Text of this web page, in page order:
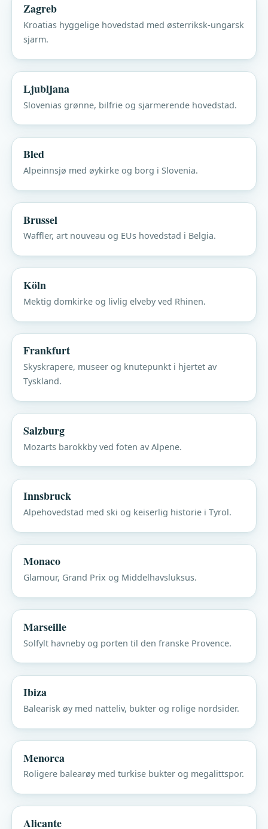
Zagreb
Kroatias hyggelige hovedstad med østerriksk-ungarsk
sjarm.
Ljubljana
Slovenias grønne, bilfrie og sjarmerende hovedstad.
Bled
Alpeinnsjø med øykirke og borg i Slovenia.
Brussel
Waffler, art nouveau og EUs hovedstad i Belgia.
Köln
Mektig domkirke og livlig elveby ved Rhinen.
Frankfurt
Skyskrapere, museer og knutepunkt i hjertet av
Tyskland.
Salzburg
Mozarts barokkby ved foten av Alpene.
Innsbruck
Alpehovedstad med ski og keiserlig historie i Tyrol.
Monaco
Glamour, Grand Prix og Middelhavsluksus.
Marseille
Solfylt havneby og porten til den franske Provence.
Ibiza
Balearisk øy med natteliv, bukter og rolige nordsider.
Menorca
Roligere balearøy med turkise bukter og megalittspor.
Alicante